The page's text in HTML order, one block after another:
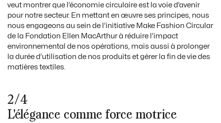
veut montrer que l’économie circulaire est la voie d’avenir
pour notre secteur. En mettant en œuvre ses principes, nous
nous engageons au sein de l’initiative Make Fashion Circular
de la Fondation Ellen MacArthur à réduire l’impact
environnemental de nos opérations, mais aussi à prolonger
la durée d’utilisation de nos produits et gérer la fin de vie des
matières textiles.
2/4
L'élégance comme force motrice